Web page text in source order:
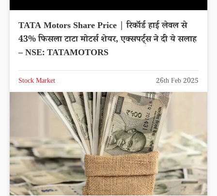
TATA Motors Share Price | रिकॉर्ड हाई लेवल से
43% फिसला टाटा मोटर्स शेयर, एक्सपर्ट्स ने दी ये सलाह
– NSE: TATAMOTORS
Stock Market 26th Feb 2025